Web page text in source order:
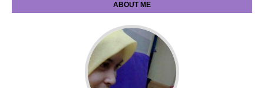
ABOUT ME